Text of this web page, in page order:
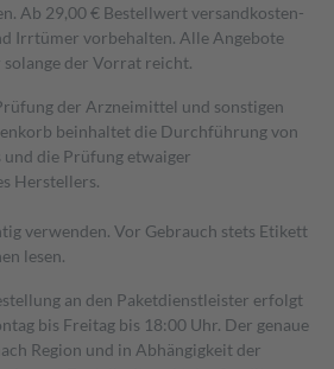
Ab 29,00 € Bestell­wert versand­kosten­
Irrtümer vorbehalten. Alle Angebote
der Vorrat reicht.
der Arzneimittel und sonstigen
beinhaltet die Durchführung von
die Prüfung etwaiger
Herstellers.
verwenden. Vor Gebrauch stets Etikett
lesen.
an den Paketdienstleister erfolgt
bis Freitag bis 18:00 Uhr. Der genaue
Region und in Abhängigkeit der